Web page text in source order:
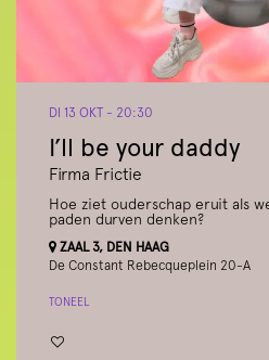
I’ll be your daddy
Firma Frictie
DI 13 OKT - 20:30
Hoe ziet ouderschap eruit als
paden durven denken?
ZAAL 3, DEN HAAG
De Constant Rebecqueplein 20-A
TONEEL